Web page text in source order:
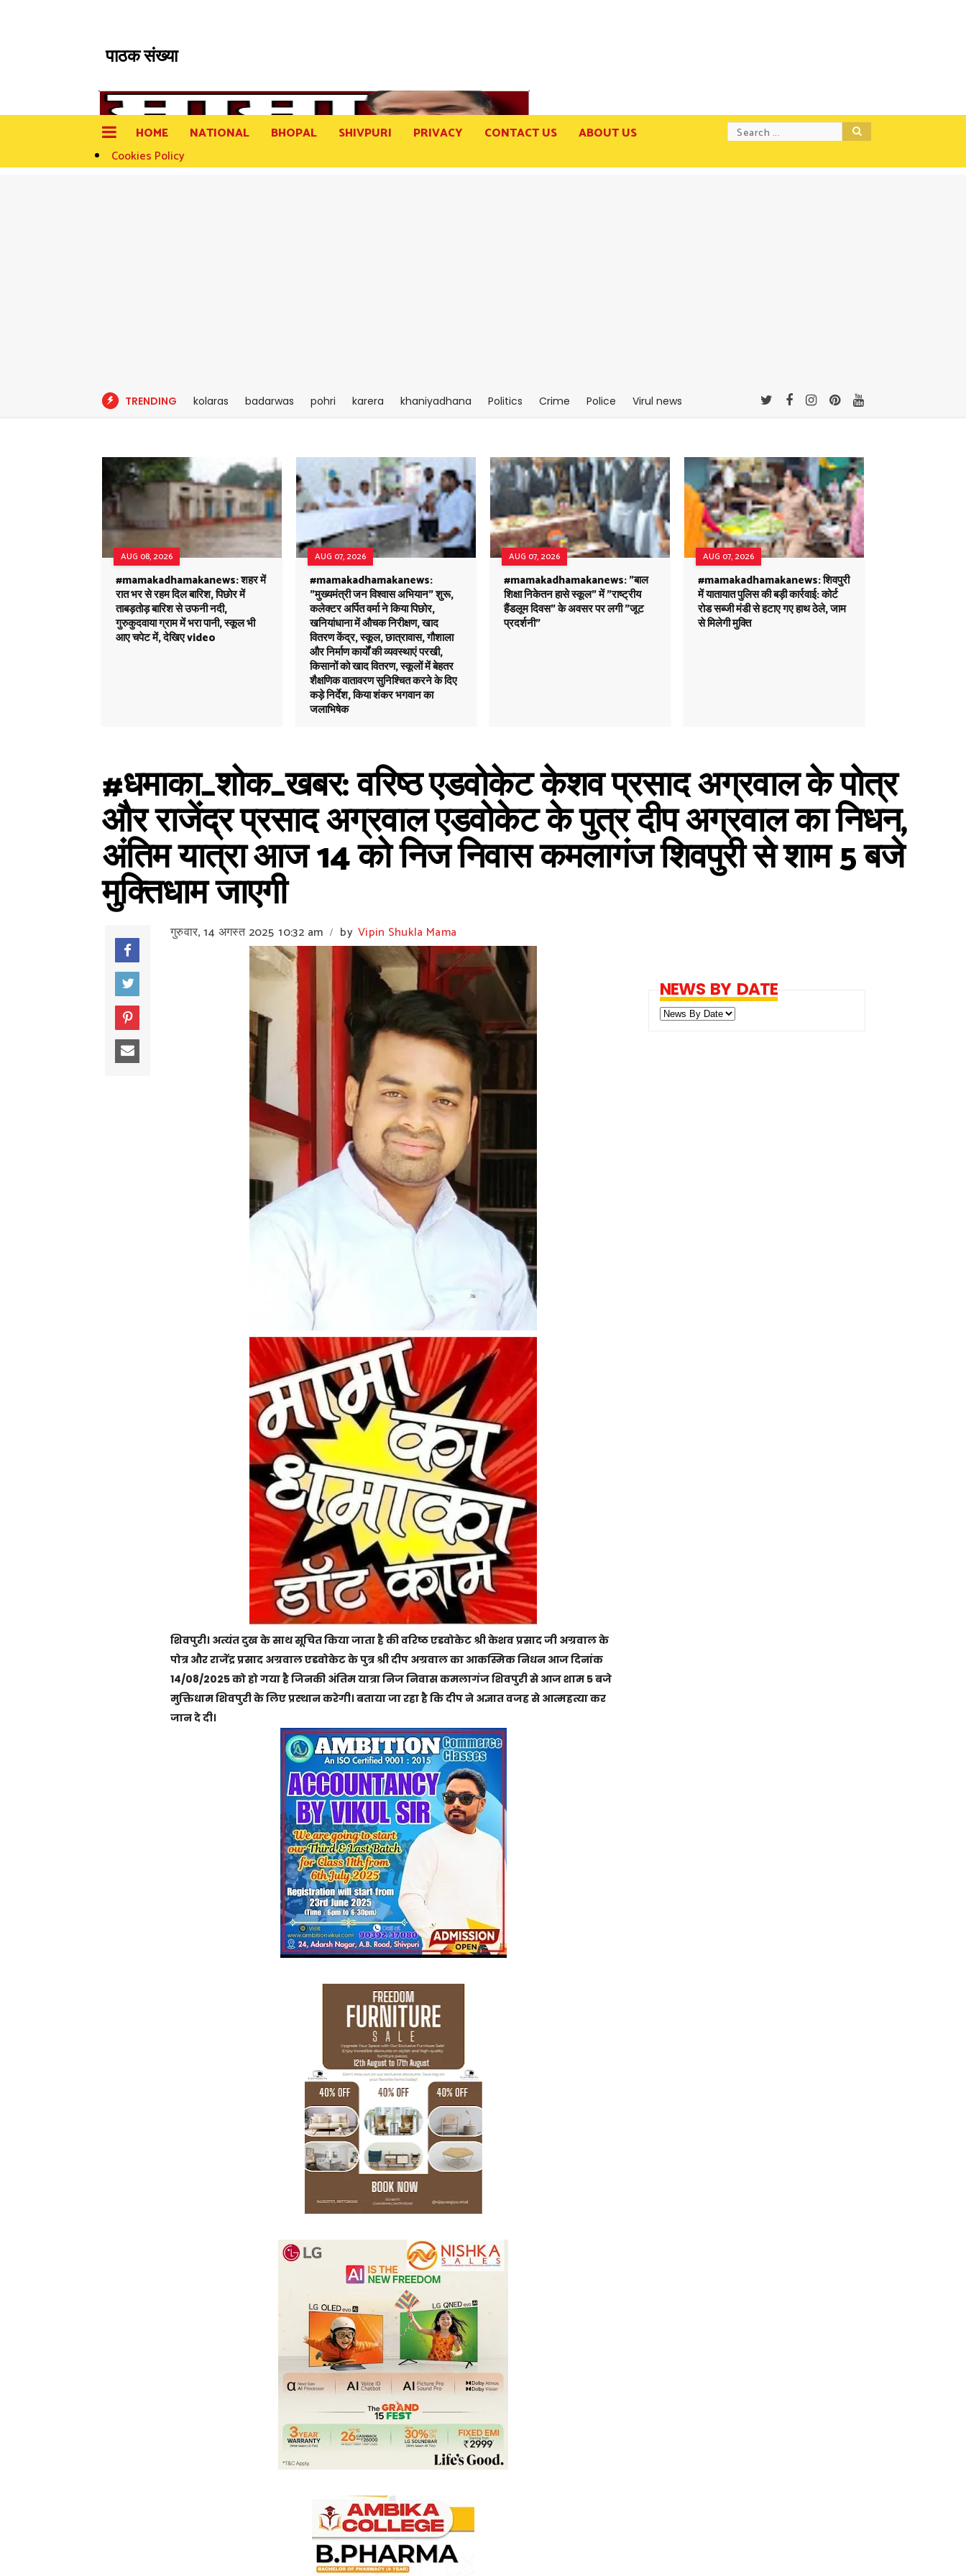
पाठक संख्या
HOME NATIONAL BHOPAL SHIVPURI PRIVACY CONTACT US
ABOUT US
Cookies Policy
TRENDING kolaras badarwas pohri karera khaniyadhana Politics Crime Police Virul news
AUG 08, 2026
#mamakadhamakanews: शहर में
रात भर से रहम दिल बारिश, पिछोर में
ताबड़तोड़ बारिश से उफनी नदी,
गुरुकुदवाया ग्राम में भरा पानी, स्कूल भी
आए चपेट में, देखिए video
AUG 07, 2026
#mamakadhamakanews:
"मुख्यमंत्री जन विश्वास अभियान" शुरू,
कलेक्टर अर्पित वर्मा ने किया पिछोर,
खनियांधाना में औचक निरीक्षण, खाद
वितरण केंद्र, स्कूल, छात्रावास, गौशाला
और निर्माण कार्यों की व्यवस्थाएं परखी,
किसानों को खाद वितरण, स्कूलों में बेहतर
शैक्षणिक वातावरण सुनिश्चित करने के दिए
कड़े निर्देश, किया शंकर भगवान का
जलाभिषेक
AUG 07, 2026
#mamakadhamakanews: "बाल
शिक्षा निकेतन हासे स्कूल" में "राष्ट्रीय
हैंडलूम दिवस" के अवसर पर लगी "जूट
प्रदर्शनी"
AUG 07, 2026
#mamakadhamakanews: शिवपुरी
में यातायात पुलिस की बड़ी कार्रवाई: कोर्ट
रोड सब्जी मंडी से हटाए गए हाथ ठेले, जाम
से मिलेगी मुक्ति
#धमाका_शोक_खबर: वरिष्ठ एडवोकेट केशव प्रसाद अग्रवाल के पोत्र
और राजेंद्र प्रसाद अग्रवाल एडवोकेट के पुत्र दीप अग्रवाल का निधन,
अंतिम यात्रा आज 14 को निज निवास कमलागंज शिवपुरी से शाम 5 बजे
मुक्तिधाम जाएगी
गुरुवार, 14 अगस्त 2025 10:32 am / by Vipin Shukla Mama
शिवपुरी। अत्यंत दुख के साथ सूचित किया जाता है की वरिष्ठ एडवोकेट श्री केशव प्रसाद जी अग्रवाल के
पोत्र और राजेंद्र प्रसाद अग्रवाल एडवोकेट के पुत्र श्री दीप अग्रवाल का आकस्मिक निधन आज दिनांक
14/08/2025 को हो गया है जिनकी अंतिम यात्रा निज निवास कमलागंज शिवपुरी से आज शाम 5 बजे
मुक्तिधाम शिवपुरी के लिए प्रस्थान करेगी। बताया जा रहा है कि दीप ने अज्ञात वजह से आत्महत्या कर
जान दे दी।
NEWS BY DATE